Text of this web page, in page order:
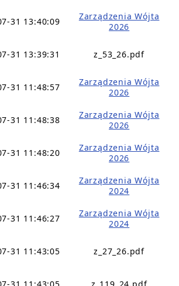
31 13:40:09
Zarządzenia Wójta
2026
31 13:39:31 z_53_26.pdf
31 11:48:57
Zarządzenia Wójta
2026
31 11:48:38
Zarządzenia Wójta
2026
31 11:48:20
Zarządzenia Wójta
2026
31 11:46:34
Zarządzenia Wójta
2024
31 11:46:27
Zarządzenia Wójta
2024
31 11:43:05 z_27_26.pdf